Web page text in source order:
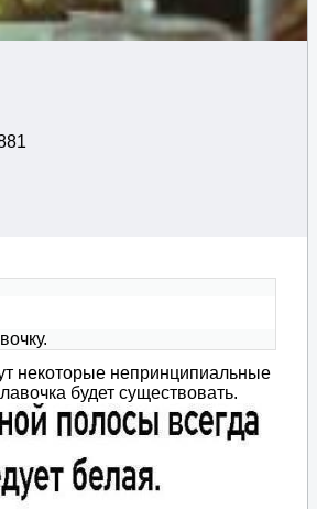
некоторые непринципиальные
будет существовать.